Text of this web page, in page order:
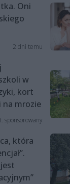
Oni
2 dni temu
w
kort
na mrozie
sponsorowany
która